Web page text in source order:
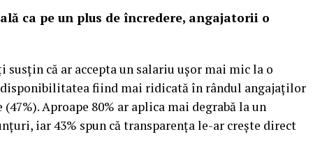
ca pe un plus de încredere, angajatorii o
că ar accepta un salariu ușor mai mic la o
disponibilitatea fiind mai ridicată în rândul angajaților
Aproape 80% ar aplica mai degrabă la un
iar 43% spun că transparența le-ar crește direct